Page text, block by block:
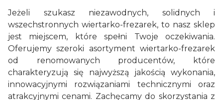
Jeżeli szukasz niezawodnych, solidnych i
wszechstronnych wiertarko-frezarek, to nasz sklep
jest miejscem, które spełni Twoje oczekiwania.
Oferujemy szeroki asortyment wiertarko-frezarek
od renomowanych producentów, które
charakteryzują się najwyższą jakością wykonania,
innowacyjnymi rozwiązaniami technicznymi oraz
atrakcyjnymi cenami. Zachęcamy do skorzystania z